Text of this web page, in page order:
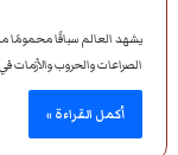
يشهد العالم سباقًا محمومًا
الصراعات والحروب والأزمات
أكمل القراءة »